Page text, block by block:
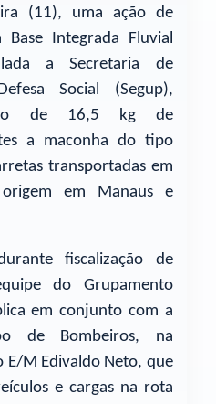
(11), uma ação de
Integrada Fluvial
a Secretaria de
Social (Segup),
de 16,5 kg de
a maconha do tipo
transportadas em
em Manaus e
fiscalização de
do Grupamento
em conjunto com a
de Bombeiros, na
E/M Edivaldo Neto, que
e cargas na rota